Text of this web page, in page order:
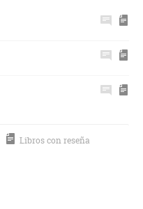
Libros con reseña